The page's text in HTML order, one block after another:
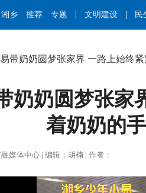
湘乡 推荐 专题 文明建设 民
带奶奶圆梦张家界 一路上始终
奶奶圆梦张家
着奶奶的手
媒体中心 | 编辑：胡楠 | 作者：